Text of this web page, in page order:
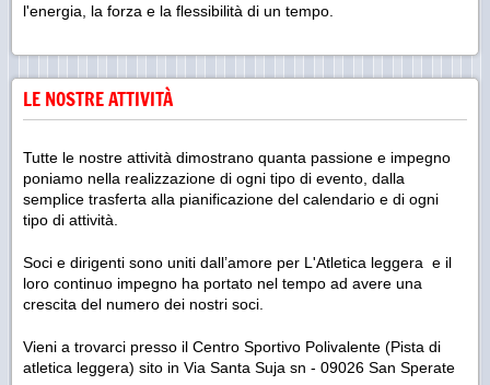
l'energia, la forza e la flessibilità di un tempo.
LE NOSTRE ATTIVITÀ
Tutte le nostre attività dimostrano quanta passione e impegno
poniamo nella realizzazione di ogni tipo di evento, dalla
semplice trasferta alla pianificazione del calendario e di ogni
tipo di attività.
Soci e dirigenti sono uniti dall’amore per L'Atletica leggera e il
loro continuo impegno ha portato nel tempo ad avere una
crescita del numero dei nostri soci.
Vieni a trovarci presso il Centro Sportivo Polivalente (Pista di
atletica leggera) sito in Via Santa Suja sn - 09026 San Sperate